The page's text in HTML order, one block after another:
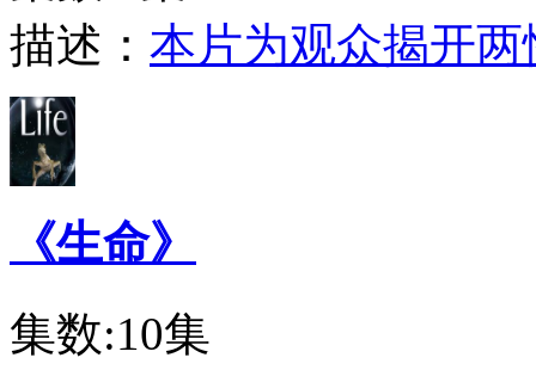
描述： 本片为观众揭开
《生命》
集数:10集